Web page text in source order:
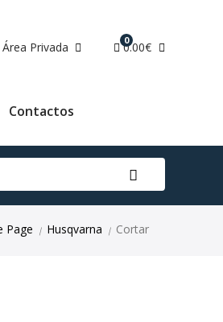
Área Privada 0
0.00€
Contactos
Page | Husqvarna | Cortar